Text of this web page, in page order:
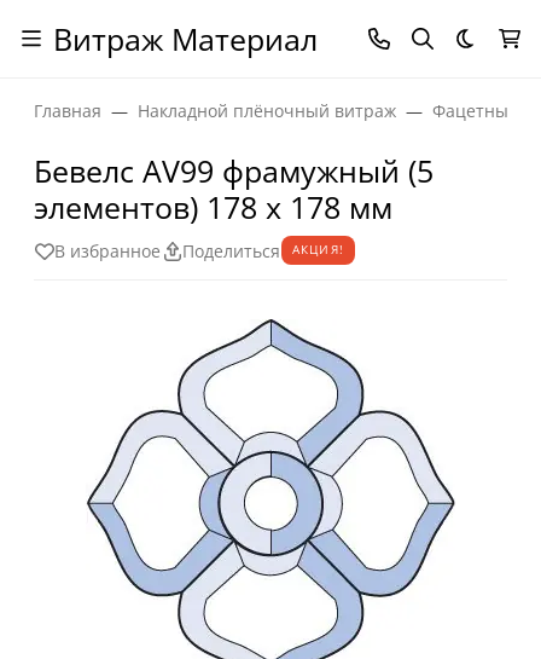
Витраж Материал Темная
Главная Накладной плёночный витраж Фацетные
Бевелс AV99 фрамужный (5
элементов) 178 х 178 мм
В избранное Поделиться АКЦИЯ!